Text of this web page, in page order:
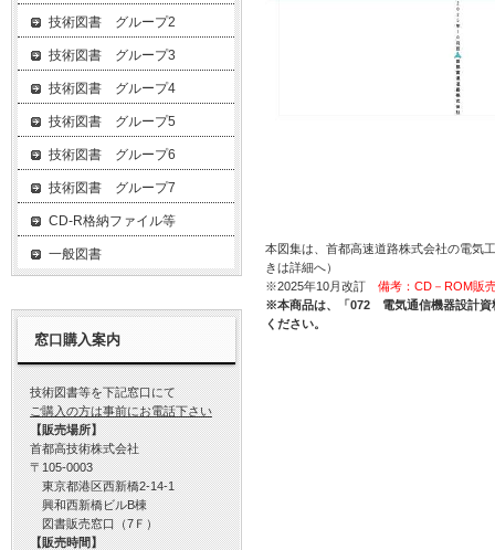
本図集は、首都高速道路株式会社の電気
きは詳細へ）
※2025年10月改訂 備考：CD－ROM販
※本商品は、「072 電気通信機器設計資
ください。
技術図書 グループ2
技術図書 グループ3
技術図書 グループ4
技術図書 グループ5
技術図書 グループ6
技術図書 グループ7
CD-R格納ファイル等
一般図書
窓口購入案内
技術図書等を下記窓口にて
ご購入の方は事前にお電話下さい
【販売場所】
首都高技術株式会社
〒105-0003
東京都港区西新橋2-14-1
興和西新橋ビルB棟
図書販売窓口（7Ｆ）
【販売時間】